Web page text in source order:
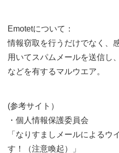
Emotetについて：
情報窃取を行うだけでなく、
用いてスパムメールを送信し
などを有するマルウエア。
(参考サイト）
・個人情報保護委員会
「なりすましメールによるウ
す！（注意喚起）」